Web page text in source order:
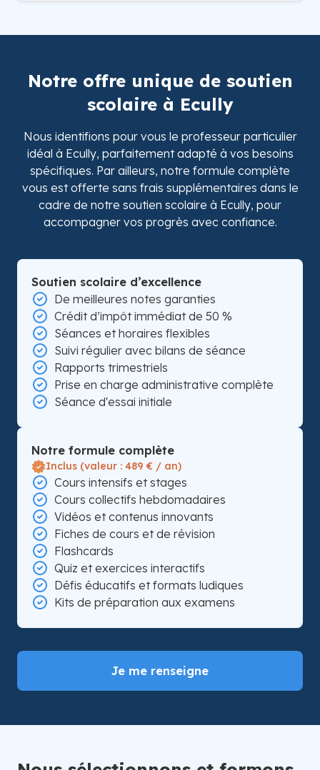
Notre offre unique de soutien
scolaire à Ecully
Nous identifions pour vous le professeur particulier
idéal à Ecully, parfaitement adapté à vos besoins
spécifiques. Par ailleurs, notre formule complète
vous est offerte sans frais supplémentaires dans le
cadre de notre soutien scolaire à Ecully, pour
accompagner vos progrès avec confiance.
Soutien scolaire d’excellence
De meilleures notes garanties
Crédit d’impôt immédiat de 50 %
Séances et horaires flexibles
Suivi régulier avec bilans de séance
Rapports trimestriels
Prise en charge administrative complète
Séance d'essai initiale
Notre formule complète
Inclus (valeur : 489 € / an)
Cours intensifs et stages
Cours collectifs hebdomadaires
Vidéos et contenus innovants
Fiches de cours et de révision
Flashcards
Quiz et exercices interactifs
Défis éducatifs et formats ludiques
Kits de préparation aux examens
Je me renseigne